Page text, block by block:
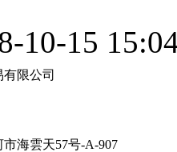
10-15
限公司
市海雲天57号-A-907